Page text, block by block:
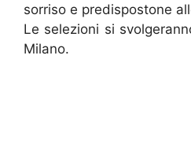
sorriso e predispostone
Le selezioni si
Milano.